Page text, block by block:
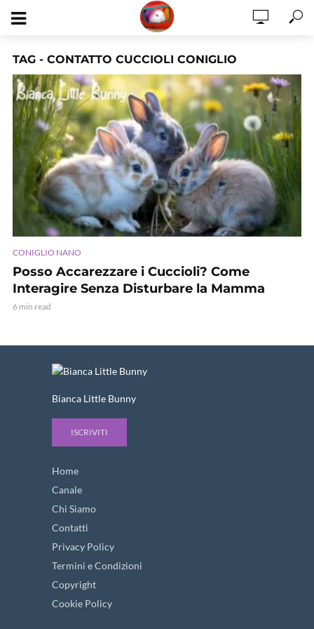
TAG - CONTATTO CUCCIOLI CONIGLIO
CONIGLIO NANO
Posso Accarezzare i Cuccioli? Come
Interagire Senza Disturbare la Mamma
6 min read
Bianca Little Bunny
ISCRIVITI
Home
Canale
Chi Siamo
Contatti
Privacy Policy
Termini e Condizioni
Copyright
Cookie Policy